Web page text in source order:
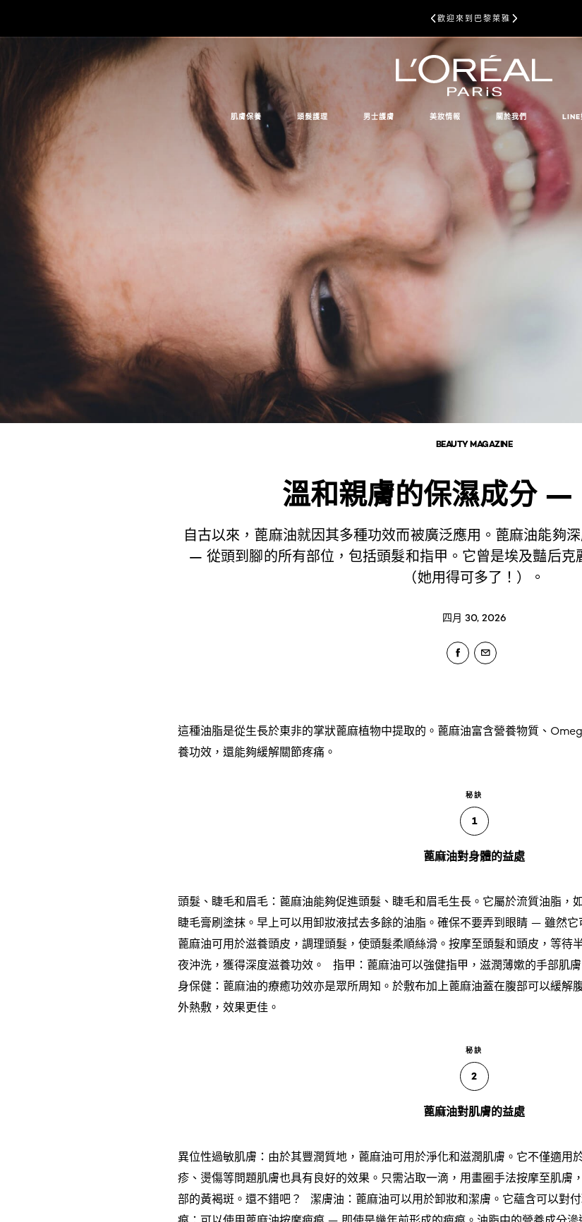
歡迎來到巴黎萊雅
肌膚保養 頭髮護理 男士護膚 美妝情報 關於我們 LINE
BEAUTY MAGAZINE
溫和親膚的保濕成分 —
自古以來，蓖麻油就因其多種功效而被廣泛應用。蓖麻油能夠
— 從頭到腳的所有部位，包括頭髮和指甲。它曾是埃及豔后克
（她用得可多了！）。
四月 30, 2026
這種油脂是從生長於東非的掌狀蓖麻植物中提取的。蓖麻油富含營養物質、
養功效，還能夠緩解關節疼痛。
秘訣
1
蓖麻油對身體的益處
頭髮、睫毛和眉毛：蓖麻油能夠促進頭髮、睫毛和眉毛生長。它屬於流質油脂，
睫毛膏刷塗抹。早上可以用卸妝液拭去多餘的油脂。確保不要弄到眼睛 — 雖然它
蓖麻油可用於滋養頭皮，調理頭髮，使頭髮柔順絲滑。按摩至頭髮和頭皮，等待
夜沖洗，獲得深度滋養功效。 指甲：蓖麻油可以強健指甲，滋潤薄嫰的手部肌
身保健：蓖麻油的療癒功效亦是眾所周知。於敷布加上蓖麻油蓋在腹部可以緩解
外熱敷，效果更佳。
秘訣
2
蓖麻油對肌膚的益處
異位性過敏肌膚：由於其豐潤質地，蓖麻油可用於淨化和滋潤肌膚。它不僅適用
疹、燙傷等問題肌膚也具有良好的效果。只需沾取一滴，用畫圈手法按摩至肌膚
部的黃褐斑。還不錯吧？ 潔膚油：蓖麻油可以用於卸妝和潔膚。它蘊含可以對